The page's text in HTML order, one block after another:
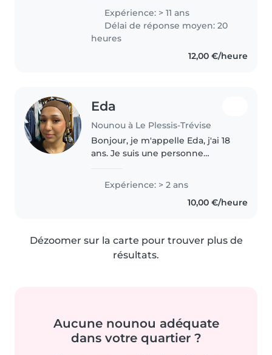
ans d’expérience avec les
enfants que ce soit en crèches à
domicile ou à l’école, n’hésitez..
Expérience: > 11 ans
Délai de réponse moyen: 20
heures
12,00 €/heure
Eda
Nounou à Le Plessis-Trévise
Bonjour, je m'appelle Eda, j'ai 18
ans. Je suis une personne
enfants. J'aime prendre soin
d'eux, jouer avec eux, les..
Expérience: > 2 ans
10,00 €/heure
Dézoomer sur la carte pour trouver plus de
résultats.
Aucune nounou adéquate
dans votre quartier ?